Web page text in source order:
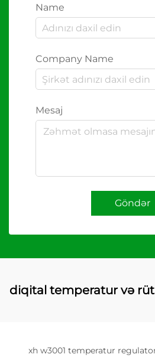
Name
Company Name
Mesaj
Göndər
diqital temperatur və
xh w3001 temperatur